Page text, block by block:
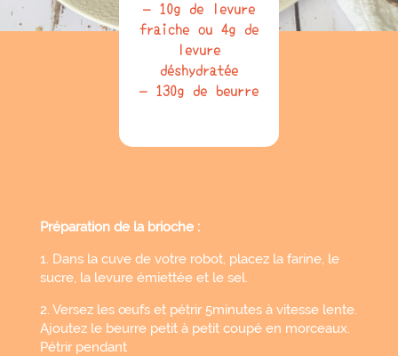
– 10g de levure
fraiche ou 4g de
levure
déshydratée
– 130g de beurre
Préparation de la brioche :
1. Dans la cuve de votre robot, placez la farine, le
sucre, la levure émiettée et le sel.
2. Versez les œufs et pétrir 5minutes à vitesse lente.
Ajoutez le beurre petit à petit coupé en morceaux.
Pétrir pendant